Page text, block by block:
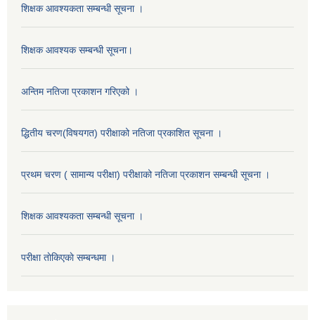
शिक्षक आवश्यकता सम्बन्धी सूचना ।
शिक्षक आवश्यक सम्बन्धी सूचना।
अन्तिम नतिजा प्रकाशन गरिएको ।
द्धितीय चरण(विषयगत) परीक्षाको नतिजा प्रकाशित सूचना ।
प्रथम चरण ( सामान्य परीक्षा) परीक्षाको नतिजा प्रकाशन सम्बन्धी सूचना ।
शिक्षक आवश्यकता सम्बन्धी सूचना ।
परीक्षा ताेकिएकाे सम्बन्धमा ।